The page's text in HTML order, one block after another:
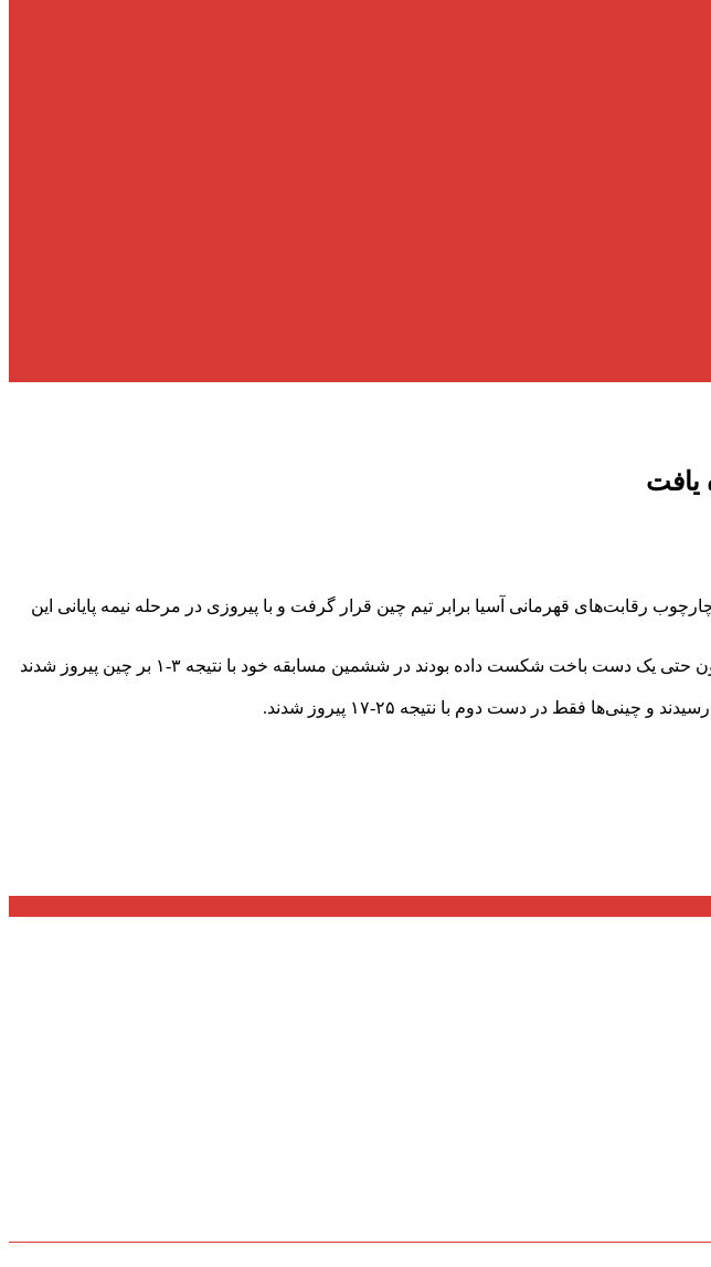
یافت
رقابت‌های قهرمانی آسیا برابر تیم چین قرار گرفت و با پیروزی در مرحله نیمه پایانی این
ملی پوشان والیبال که پیش از مسابقه با چین تیم‌های پاکستان، هنگ کنگ، تایلند، چین تایپه و کره جنوبی را بدون حتی یک دست باخت شکست داده بودند در ششمین مسابقه خود با نتیجه ۳-۱ بر چین پیروز شدند